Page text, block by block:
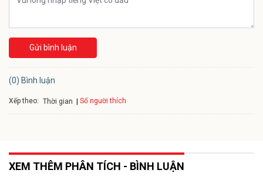
Gửi bình luận
(0) Bình luận
Xếp theo: Thời gian Số người thích
XEM THÊM PHÂN TÍCH - BÌNH LUẬN